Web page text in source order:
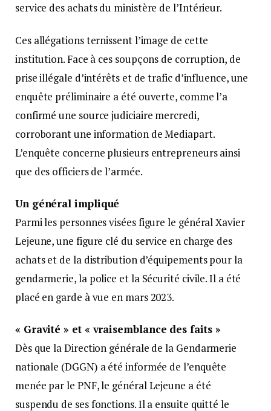
service des achats du ministère de l’Intérieur.
Ces allégations ternissent l’image de cette
institution. Face à ces soupçons de corruption, de
prise illégale d’intérêts et de trafic d’influence, une
enquête préliminaire a été ouverte, comme l’a
confirmé une source judiciaire mercredi,
corroborant une information de Mediapart.
L’enquête concerne plusieurs entrepreneurs ainsi
que des officiers de l’armée.
Un général impliqué
Parmi les personnes visées figure le général Xavier
Lejeune, une figure clé du service en charge des
achats et de la distribution d’équipements pour la
gendarmerie, la police et la Sécurité civile. Il a été
placé en garde à vue en mars 2023.
« Gravité » et « vraisemblance des faits »
Dès que la Direction générale de la Gendarmerie
nationale (DGGN) a été informée de l’enquête
menée par le PNF, le général Lejeune a été
suspendu de ses fonctions. Il a ensuite quitté le